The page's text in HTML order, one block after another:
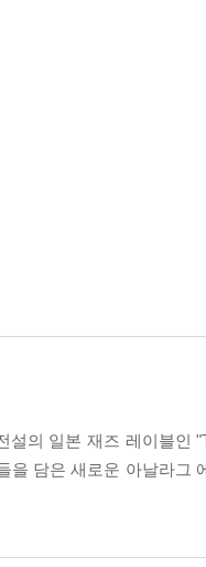
의 일본 재즈 레이블인
담은 새로운 아날라그